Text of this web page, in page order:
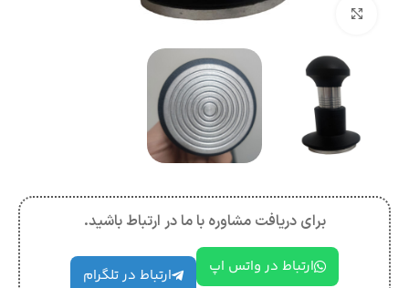
بزرگنمایی تصویر
برای دریافت مشاوره با ما در ارتباط باشید.
ارتباط در واتس اپ ارتباط در تلگرام